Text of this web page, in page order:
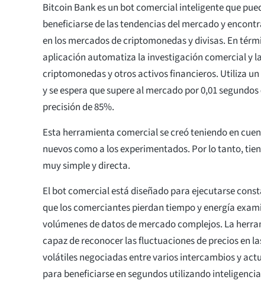
Bitcoin Bank es un bot comercial inteligente que
beneficiarse de las tendencias del mercado y
en los mercados de criptomonedas y divisas. En
aplicación automatiza la investigación comercial y
criptomonedas y otros activos financieros. Utiliza
y se espera que supere al mercado por 0,01
precisión de 85%.
Esta herramienta comercial se creó teniendo en
nuevos como a los experimentados. Por lo tanto,
muy simple y directa.
El bot comercial está diseñado para ejecutarse
que los comerciantes pierdan tiempo y energía
volúmenes de datos de mercado complejos. La
capaz de reconocer las fluctuaciones de precios en
volátiles negociadas entre varios intercambios y
para beneficiarse en segundos utilizando